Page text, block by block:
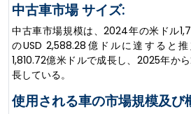
中古車市場 サイズ:
中古車市場規模は、2024年の米ドル
のUSD 2,588.28億ドルに達すると
1,810.72億米ドルで成長し、2025年か
長している。
使用される車の市場規模及び